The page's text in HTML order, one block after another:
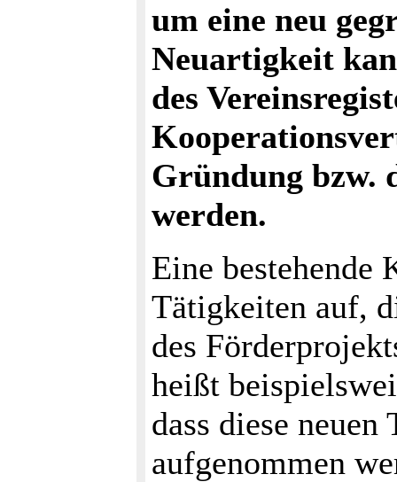
um eine neu
Neuartigkeit
des
Gründung bzw.
werden.
Eine bestehende
Tätigkeiten auf,
des
heißt
dass diese
aufgenommen